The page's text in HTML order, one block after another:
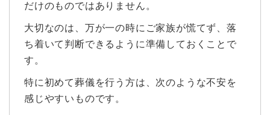
だけのものではありません。
大切なのは、万が一の時にご家族が慌てず、落
ち着いて判断できるように準備しておくことで
す。
特に初めて葬儀を行う方は、次のような不安を
感じやすいものです。